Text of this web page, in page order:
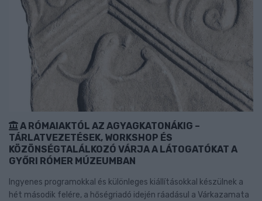
A RÓMAIAKTÓL AZ AGYAGKATONÁKIG –
TÁRLATVEZETÉSEK, WORKSHOP ÉS
KÖZÖNSÉGTALÁLKOZÓ VÁRJA A LÁTOGATÓKAT A
GYŐRI RÓMER MÚZEUMBAN
Ingyenes programokkal és különleges kiállításokkal készülnek a
hét második felére, a hőségriadó idején ráadásul a Várkazamata